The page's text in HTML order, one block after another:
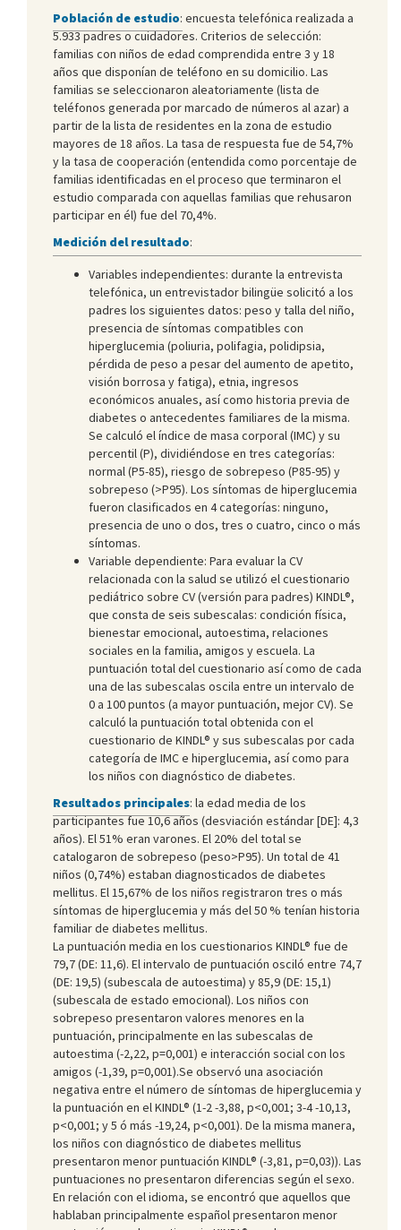
Población de estudio: encuesta telefónica realizada a
5.933 padres o cuidadores. Criterios de selección:
familias con niños de edad comprendida entre 3 y 18
años que disponían de teléfono en su domicilio. Las
familias se seleccionaron aleatoriamente (lista de
teléfonos generada por marcado de números al azar) a
partir de la lista de residentes en la zona de estudio
mayores de 18 años. La tasa de respuesta fue de 54,7%
y la tasa de cooperación (entendida como porcentaje de
familias identificadas en el proceso que terminaron el
estudio comparada con aquellas familias que rehusaron
participar en él) fue del 70,4%.
Medición del resultado:
Variables independientes: durante la entrevista
telefónica, un entrevistador bilingüe solicitó a los
padres los siguientes datos: peso y talla del niño,
presencia de síntomas compatibles con
hiperglucemia (poliuria, polifagia, polidipsia,
pérdida de peso a pesar del aumento de apetito,
visión borrosa y fatiga), etnia, ingresos
económicos anuales, así como historia previa de
diabetes o antecedentes familiares de la misma.
Se calculó el índice de masa corporal (IMC) y su
percentil (P), dividiéndose en tres categorías:
normal (P5-85), riesgo de sobrepeso (P85-95) y
sobrepeso (>P95). Los síntomas de hiperglucemia
fueron clasificados en 4 categorías: ninguno,
presencia de uno o dos, tres o cuatro, cinco o más
síntomas.
Variable dependiente: Para evaluar la CV
relacionada con la salud se utilizó el cuestionario
pediátrico sobre CV (versión para padres) KINDL®,
que consta de seis subescalas: condición física,
bienestar emocional, autoestima, relaciones
sociales en la familia, amigos y escuela. La
puntuación total del cuestionario así como de cada
una de las subescalas oscila entre un intervalo de
0 a 100 puntos (a mayor puntuación, mejor CV). Se
calculó la puntuación total obtenida con el
cuestionario de KINDL® y sus subescalas por cada
categoría de IMC e hiperglucemia, así como para
los niños con diagnóstico de diabetes.
Resultados principales: la edad media de los
participantes fue 10,6 años (desviación estándar [DE]: 4,3
años). El 51% eran varones. El 20% del total se
catalogaron de sobrepeso (peso>P95). Un total de 41
niños (0,74%) estaban diagnosticados de diabetes
mellitus. El 15,67% de los niños registraron tres o más
síntomas de hiperglucemia y más del 50 % tenían historia
familiar de diabetes mellitus.
La puntuación media en los cuestionarios KINDL® fue de
79,7 (DE: 11,6). El intervalo de puntuación osciló entre 74,7
(DE: 19,5) (subescala de autoestima) y 85,9 (DE: 15,1)
(subescala de estado emocional). Los niños con
sobrepeso presentaron valores menores en la
puntuación, principalmente en las subescalas de
autoestima (-2,22, p=0,001) e interacción social con los
amigos (-1,39, p=0,001).Se observó una asociación
negativa entre el número de síntomas de hiperglucemia y
la puntuación en el KINDL® (1-2 -3,88, p<0,001; 3-4 -10,13,
p<0,001; y 5 ó más -19,24, p<0,001). De la misma manera,
los niños con diagnóstico de diabetes mellitus
presentaron menor puntuación KINDL® (-3,81, p=0,03)). Las
puntuaciones no presentaron diferencias según el sexo.
En relación con el idioma, se encontró que aquellos que
hablaban principalmente español presentaron menor